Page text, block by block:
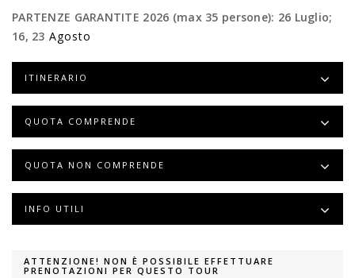
PARTENZE GARANTITE 2026 (max 35 persone): 26 Luglio;
16, 23 Agosto
ITINERARIO
QUOTA COMPRENDE
QUOTA NON COMPRENDE
INFO UTILI
ATTENZIONE! NON È POSSIBILE EFFETTUARE
PRENOTAZIONI PER QUESTO TOUR